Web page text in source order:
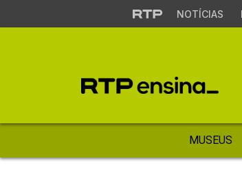
NOTÍCIAS
MUSEUS